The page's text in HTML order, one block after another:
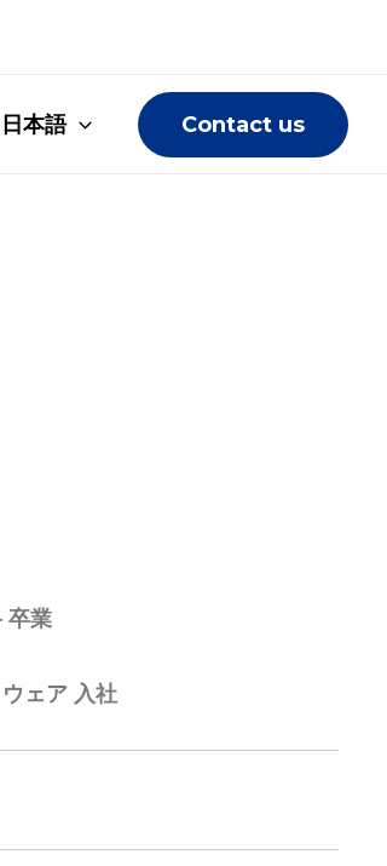
日本語 Contact us
卒業
ェア 入社